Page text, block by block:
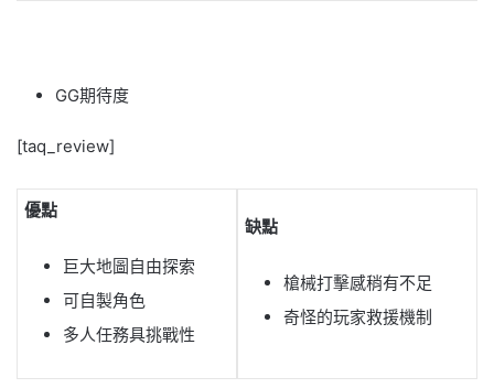
GG期待度
[taq_review]
優點
巨大地圖自由探索
可自製角色
多人任務具挑戰性
缺點
槍械打擊感稍有不足
奇怪的玩家救援機制